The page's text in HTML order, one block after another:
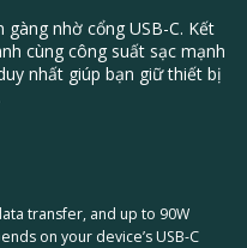
nhờ cổng USB-C. Kết
cùng công suất sạc mạnh
nhất giúp bạn giữ thiết bị
transfer, and up to 90W
on your device’s USB-C